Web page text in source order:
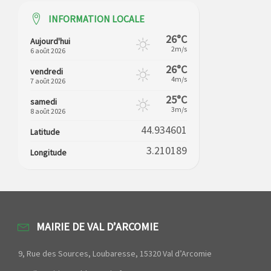
INFORMATION LOCALE
Aujourd'hui
6 août 2026
26°C
2m/s
vendredi
7 août 2026
26°C
4m/s
samedi
8 août 2026
25°C
3m/s
Latitude 44.934601
Longitude 3.210189
MAIRIE DE VAL D’ARCOMIE
9, Rue des Sources, Loubaresse, 15320 Val d’Arcomie